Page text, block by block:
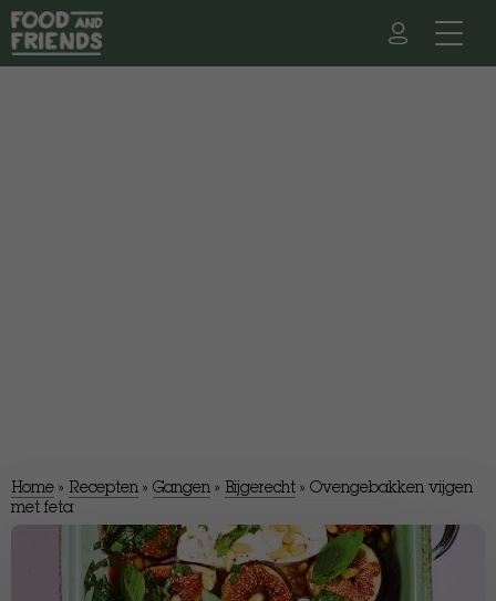
Home » Recepten » Gangen » Bijgerecht » Ovengebakken vijgen
met feta